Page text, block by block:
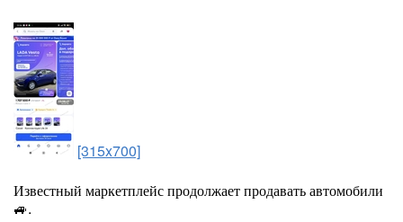
[315x700]
Известный маркетплейс продолжает продавать автомобили
🚙.